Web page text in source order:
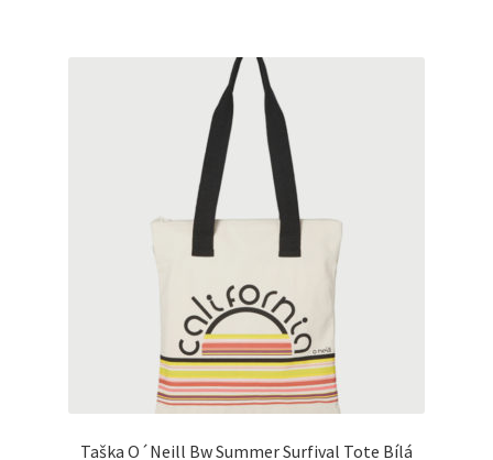
Taška O´Neill Bw Summer Surfival Tote Bílá